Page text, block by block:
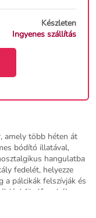
Készleten
Ingyenes szállítás
amely több héten át
bódító illatával,
hangulatba
fedelét, helyezze
a pálcikák felszívják és
fürdőszobába
is. Felhívás: